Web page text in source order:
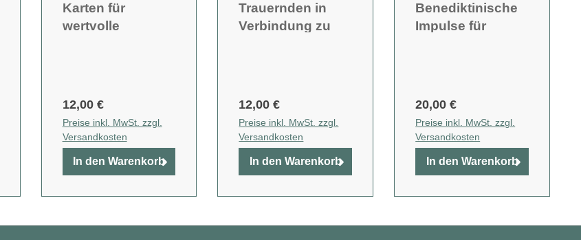
Karten für
wertvolle
12,00 €
Preise inkl. MwSt. zzgl.
Versandkosten
In den Warenkorb
Trauernden in
Verbindung zu
12,00 €
Preise inkl. MwSt. zzgl.
Versandkosten
In den Warenkorb
Benediktinische
Impulse für
20,00 €
Preise inkl. MwSt. zzgl.
Versandkosten
In den Warenkorb